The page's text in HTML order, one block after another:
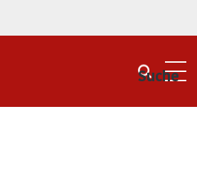
Suche